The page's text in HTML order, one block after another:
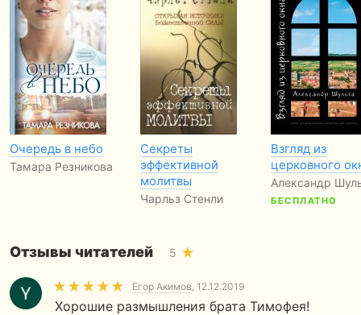
Очередь в небо
Тамара Резникова
Секреты
эффективной
молитвы
Чарльз Стенли
Взгляд из
церковного
Александр
БЕСПЛАТНО
Отзывы читателей 5
Егор Акимов, 12.12.2019
Хорошие размышления брата Тимофея!